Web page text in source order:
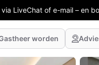
LiveChat of e-mail – en
worden